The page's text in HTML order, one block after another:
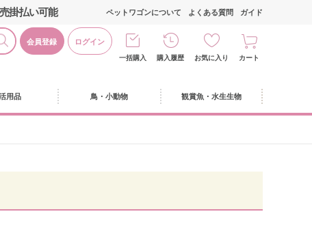
掛払い可能
会員登録 ログイン
ペットワゴンについて よくある質問 ガイド
一括購入 購入履歴 お気に入り カート
用品 鳥・小動物 観賞魚・水生生物